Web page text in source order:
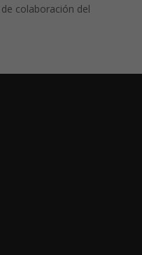
colaboración del